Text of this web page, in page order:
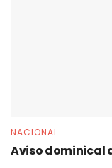
NACIONAL
Aviso dominical